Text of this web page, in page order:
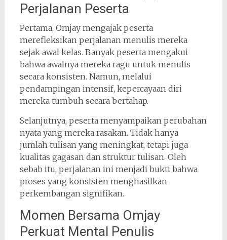
Perjalanan Peserta
Pertama, Omjay mengajak peserta
merefleksikan perjalanan menulis mereka
sejak awal kelas. Banyak peserta mengakui
bahwa awalnya mereka ragu untuk menulis
secara konsisten. Namun, melalui
pendampingan intensif, kepercayaan diri
mereka tumbuh secara bertahap.
Selanjutnya, peserta menyampaikan perubahan
nyata yang mereka rasakan. Tidak hanya
jumlah tulisan yang meningkat, tetapi juga
kualitas gagasan dan struktur tulisan. Oleh
sebab itu, perjalanan ini menjadi bukti bahwa
proses yang konsisten menghasilkan
perkembangan signifikan.
Momen Bersama Omjay
Perkuat Mental Penulis